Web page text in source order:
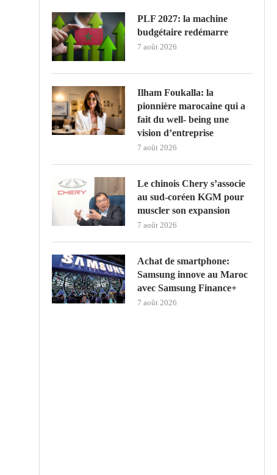
PLF 2027: la machine
budgétaire redémarre
7 août 2026
Ilham Foukalla: la
pionnière marocaine qui a
fait du well- being une
vision d’entreprise
7 août 2026
Le chinois Chery s’associe
au sud‑coréen KGM pour
muscler son expansion
7 août 2026
Achat de smartphone:
Samsung innove au Maroc
avec Samsung Finance+
7 août 2026